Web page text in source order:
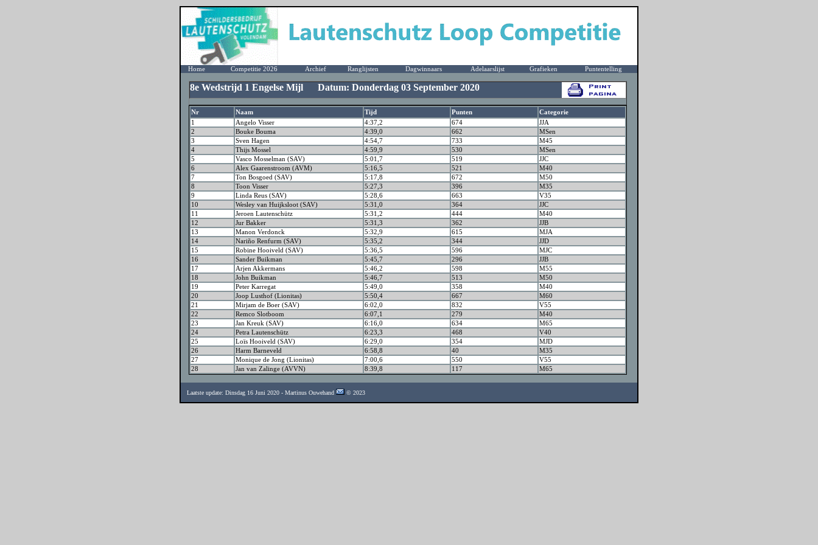
Home Competitie 2026 Archief Ranglijsten Dagwinnaars Adelaarslijst Grafieken Puntentelling
8e Wedstrijd 1 Engelse Mijl Datum: Donderdag 03 September 2020
Nr Naam Tijd Punten
Categorie
1
Angelo Visser 4:37,2 674
JJA
2
Bouke Bouma 4:39,0 662
MSen
3
Sven Hagen 4:54,7 733
M45
4
Thijs Mossel 4:59,9 530
MSen
5
Vasco Mosselman (SAV) 5:01,7 519
JJC
6
Alex Gaarenstroom (AVM) 5:16,5 521
M40
7
Ton Bosgoed (SAV) 5:17,8 672
M50
8
Toon Visser 5:27,3 396
M35
9
Linda Reus (SAV) 5:28,6 663
V35
10
Wesley van Huijksloot (SAV) 5:31,0 364
JJC
11
Jeroen Lautenschütz 5:31,2 444
M40
12
Jur Bakker 5:31,3 362
JJB
13
Manon Verdonck 5:32,9 615
MJA
14
Nariño Renfurm (SAV) 5:35,2 344
JJD
15
Robine Hooiveld (SAV) 5:36,5 596
MJC
16
Sander Buikman 5:45,7 296
JJB
17
Arjen Akkermans 5:46,2 598
M55
18
John Buikman 5:46,7 513
M50
19
Peter Karregat 5:49,0 358
M40
20
Joop Lusthof (Lionitas) 5:50,4 667
M60
21
Mirjam de Boer (SAV) 6:02,0 832
V55
22
Remco Slotboom 6:07,1 279
M40
23
Jan Kreuk (SAV) 6:16,0 634
M65
24
Petra Lautenschütz 6:23,3 468
V40
25
Loïs Hooiveld (SAV) 6:29,0 354
MJD
26
Harm Barneveld 6:58,8 40
M35
27
Monique de Jong (Lionitas) 7:00,6 550
V55
28
Jan van Zalinge (AVVN) 8:39,8 117 M65
Laatste update: Dinsdag 16 Juni 2020 - Martinus Ouwehand © 2023